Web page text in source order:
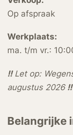
Op afspraak
Werkplaats:
ma. t/m vr.:
!!Let op:
augustus 2026 !!
Belangrijke